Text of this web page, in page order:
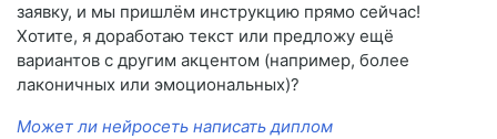
заявку, и мы пришлём инструкцию прямо сейчас!
Хотите, я доработаю текст или предложу ещё
вариантов с другим акцентом (например, более
лаконичных или эмоциональных)?
Может ли нейросеть написать диплом